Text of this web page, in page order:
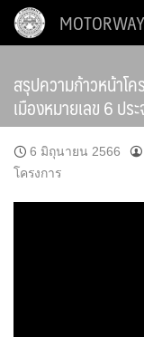
Skip
MOTORWAY
สรุปความก้าวหน้าโ
เมืองหมายเลข 6 ป
6 มิถุนายน 2566
โครงการ